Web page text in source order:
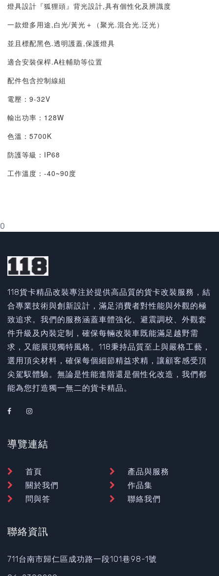
燈具設計『狐狸頭』背光設計,具有個性化及辨識度
一款燈多用途,白光/黃光＋（聚光.混合光.泛光）
並且標配黑色.透明護蓋,保護燈具
適合安裝保桿.A柱輔助等位置
配件包含控制線組
電壓：9-32V
輸出功率：128W
色溫：5700K
防護等級：IP68
工作溫度：-40~90度
0
118貨卡精品改裝專注於提供高品質的貨卡改裝服務，結
合專業技術與創新設計，滿足消費者對性能與外觀的極
致追求。我們的服務涵蓋車體強化、避震調校、外觀套
件升級及內裝定制，確保每輛改裝車既能滿足越野需
求，又能展現獨特風格。118秉持品質至上與嚴格工藝，
選用頂尖材料，確保每個細節精益求精，讓顧客感受頂
尖駕馭體驗。無論是性能進階還是個性化改造，我們都
能為您打造獨一無二的貨卡精品。
導覽連結
首頁
產品與服務
關於我們
作品集
問與答
聯絡我們
聯絡資訊
711台南市歸仁區成功路一段101巷98-1號